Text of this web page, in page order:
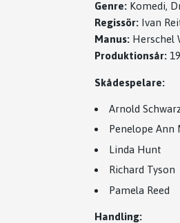
Genre: Komedi,
Regissör: Ivan
Manus: Herschel
Produktionsår:
Skådespelare:
Arnold
Penelope Ann
Linda Hunt
Richard Tyson
Pamela Reed
Handling: